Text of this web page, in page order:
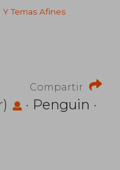
Y Temas Afines
Compartir
· Penguin ·